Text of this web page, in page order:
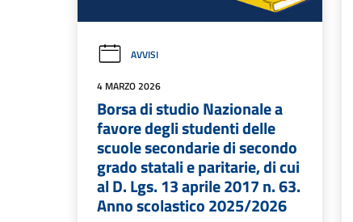
AVVISI
4 MARZO 2026
Borsa di studio Nazionale a
favore degli studenti delle
scuole secondarie di secondo
grado statali e paritarie, di cui
al D. Lgs. 13 aprile 2017 n. 63.
Anno scolastico 2025/2026